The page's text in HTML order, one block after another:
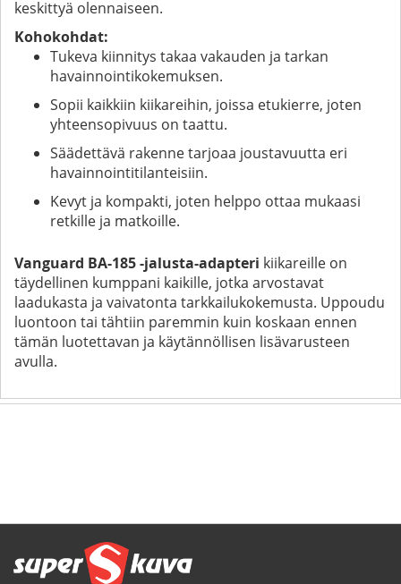
keskittyä olennaiseen.
Kohokohdat:
Tukeva kiinnitys takaa vakauden ja tarkan
havainnointikokemuksen.
Sopii kaikkiin kiikareihin, joissa etukierre, joten
yhteensopivuus on taattu.
Säädettävä rakenne tarjoaa joustavuutta eri
havainnointitilanteisiin.
Kevyt ja kompakti, joten helppo ottaa mukaasi
retkille ja matkoille.
Vanguard BA-185 -jalusta-adapteri kiikareille on
täydellinen kumppani kaikille, jotka arvostavat
laadukasta ja vaivatonta tarkkailukokemusta. Uppoudu
luontoon tai tähtiin paremmin kuin koskaan ennen
tämän luotettavan ja käytännöllisen lisävarusteen
avulla.